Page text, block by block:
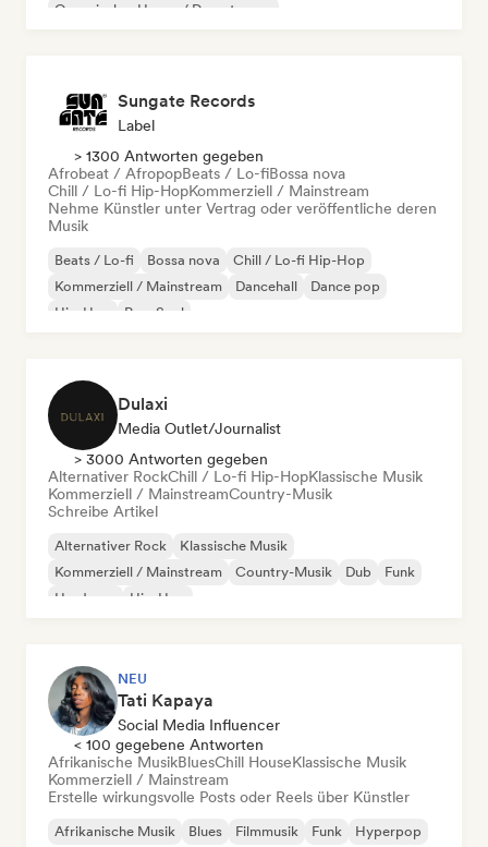
Organischer House / Downtempo
Sungate Records
Label
> 1300 Antworten gegeben
Afrobeat / AfropopBeats / Lo-fiBossa nova
Chill / Lo-fi Hip-HopKommerziell / Mainstream
Nehme Künstler unter Vertrag oder veröffentliche deren
Musik
Beats / Lo-fi Bossa nova
Chill / Lo-fi Hip-Hop
Kommerziell / Mainstream
Dancehall
Dance pop
Hip-Hop
Pop-Soul
Dulaxi
Media Outlet/Journalist
> 3000 Antworten gegeben
Alternativer RockChill / Lo-fi Hip-HopKlassische Musik
Kommerziell / MainstreamCountry-Musik
Schreibe Artikel
Alternativer Rock
Klassische Musik
Kommerziell / Mainstream
Country-Musik Dub
Funk
Hardcore
Hip-Hop
NEU
Tati Kapaya
Social Media Influencer
< 100 gegebene Antworten
Afrikanische MusikBluesChill HouseKlassische Musik
Kommerziell / Mainstream
Erstelle wirkungsvolle Posts oder Reels über Künstler
Afrikanische Musik Blues Filmmusik Funk Hyperpop